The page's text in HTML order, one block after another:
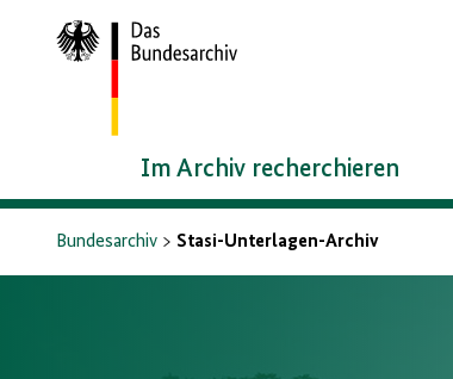
Zur
Startseite
Im Archiv recherchieren
Bundesarchiv Stasi-Unterlagen-Archiv